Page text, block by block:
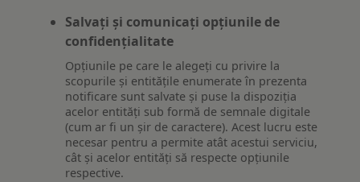
Salvați și comunicați opțiunile de
confidențialitate
Opțiunile pe care le alegeți cu privire la
scopurile și entitățile enumerate în prezenta
notificare sunt salvate și puse la dispoziția
acelor entități sub formă de semnale digitale
(cum ar fi un șir de caractere). Acest lucru este
necesar pentru a permite atât acestui serviciu,
cât și acelor entități să respecte opțiunile
respective.